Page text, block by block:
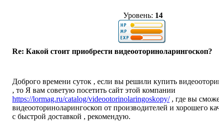
Уровень: 14
Re: Какой стоит приобрести видеооториноларингоскоп?
Доброго времени суток , если вы решили купить
, то Я вам советую посетить сайт этой компании
https://lormag.ru/catalog/videootorinolaringoskopy/, где вы
видеооториноларингоскоп от производителей и хорошего
с быстрой доставкой , рекомендую.